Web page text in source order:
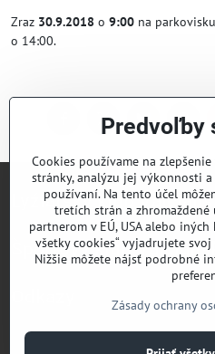
Zraz 30.9.2018 o 9:00 na
o 14:00.
FacebookTwitterBluesky
Lyžiarsky klub
Športový klub
Predvoľby
Cookies používame na
stránky, analýzu jej výkonnosti
používaní. Na tento účel
tretích strán a
partnerom v EÚ, USA alebo
všetky cookies“ vyjadrujete
Nižšie môžete nájsť podrobné
Zásady ochrany